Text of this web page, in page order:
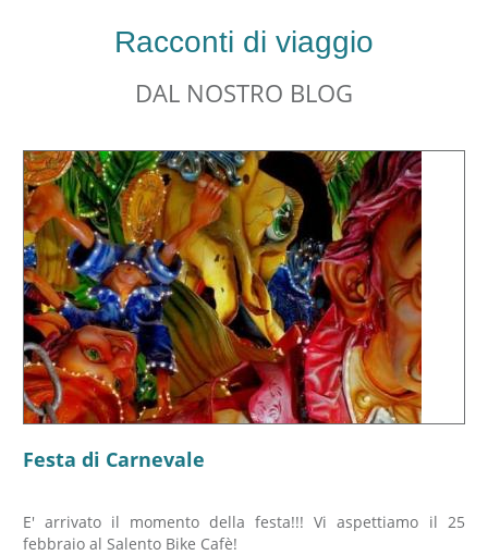
Racconti di viaggio
DAL NOSTRO BLOG
Festa di Carnevale
E' arrivato il momento della festa!!! Vi aspettiamo il 25
febbraio al Salento Bike Cafè!